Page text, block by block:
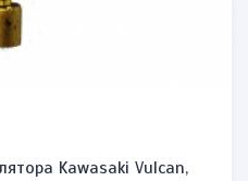
Kawasaki Vulcan,